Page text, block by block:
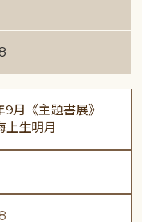
9月《主題書展》
生明月